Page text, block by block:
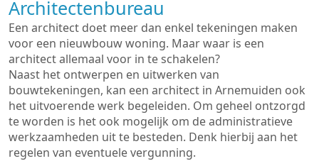
Architectenbureau
Een architect doet meer dan enkel tekeningen maken
voor een nieuwbouw woning. Maar waar is een
architect allemaal voor in te schakelen?
Naast het ontwerpen en uitwerken van
bouwtekeningen, kan een architect in Arnemuiden ook
het uitvoerende werk begeleiden. Om geheel ontzorgd
te worden is het ook mogelijk om de administratieve
werkzaamheden uit te besteden. Denk hierbij aan het
regelen van eventuele vergunning.